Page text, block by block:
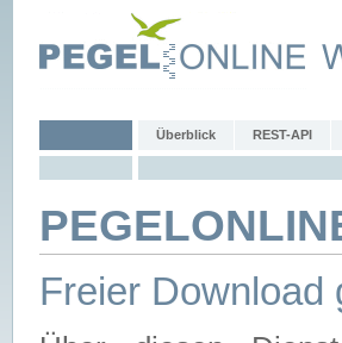
Überblick REST-API
Freier Download